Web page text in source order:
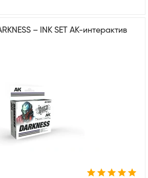
– INK SET АК-интерактив